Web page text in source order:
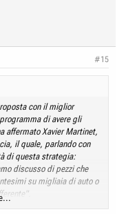
#15
con il miglior
di avere gli
affermato Xavier Martinet,
il quale, parlando con
di questa strategia:
discusso di pezzi che
su migliaia di auto o